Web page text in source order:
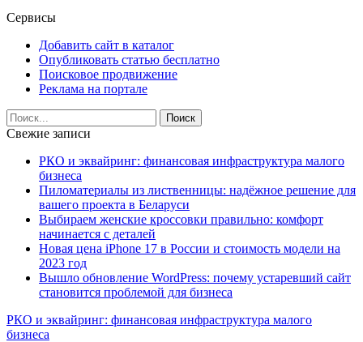
Сервисы
Добавить сайт в каталог
Опубликовать статью бесплатно
Поисковое продвижение
Реклама на портале
Свежие записи
РКО и эквайринг: финансовая инфраструктура малого
бизнеса
Пиломатериалы из лиственницы: надёжное решение для
вашего проекта в Беларуси
Выбираем женские кроссовки правильно: комфорт
начинается с деталей
Новая цена iPhone 17 в России и стоимость модели на
2023 год
Вышло обновление WordPress: почему устаревший сайт
становится проблемой для бизнеса
РКО и эквайринг: финансовая инфраструктура малого
бизнеса